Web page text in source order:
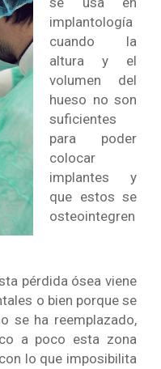
implantología
cuando la
altura y el
volumen del
hueso no son
suficientes
para poder
colocar
implantes y
que estos se
osteointegren
pérdida ósea viene
o bien porque se
se ha reemplazado,
a poco esta zona
lo que imposibilita